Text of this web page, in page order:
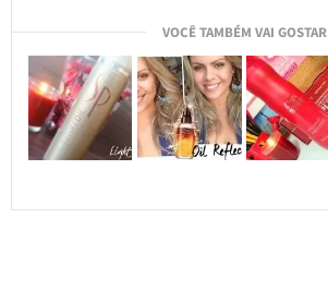
VOCÊ TAMBÉM VAI GOSTAR